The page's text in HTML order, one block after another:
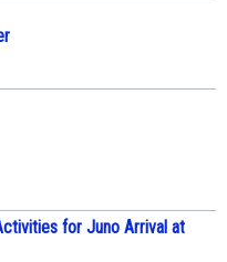
for Juno Arrival at